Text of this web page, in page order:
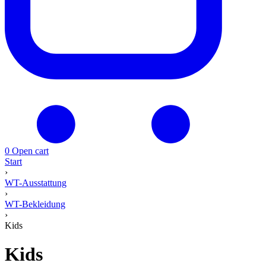
0 Open cart
Start
›
WT-Ausstattung
›
WT-Bekleidung
›
Kids
Kids